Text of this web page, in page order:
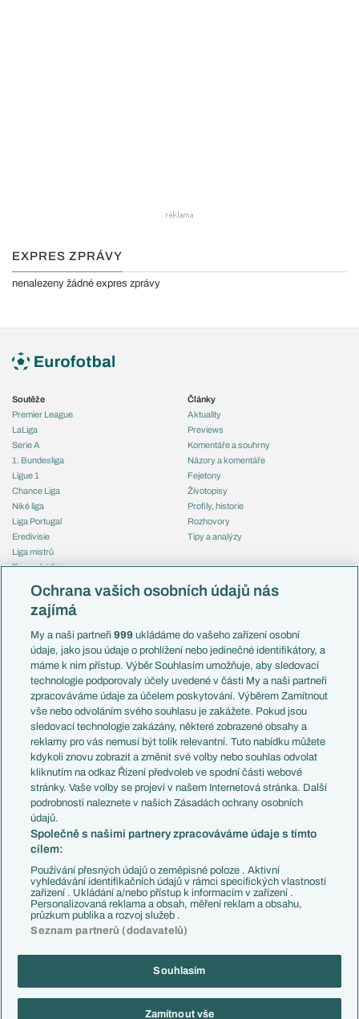
EXPRES ZPRÁVY
nenalezeny žádné expres zprávy
Soutěže
Premier League
LaLiga
Serie A
1. Bundesliga
Ligue 1
Chance Liga
Niké liga
Liga Portugal
Eredivisie
Liga mistrů
Evropská liga
Mistrovství světa
Liga národů
Témata
Představení týmů MS
EuroSkauting
PL v kostce
Evropské koeficienty
Přestupy
Přestupové spekulace
Zranění
Kluby
Arsenal FC
Chelsea FC
Manchester United
AC Milán
Juventus FC
Bayern Mnichov
FC Barcelona
Real Madrid
Články
Aktuality
Previews
Komentáře a souhrny
Názory a komentáře
Fejetony
Životopisy
Profily, historie
Rozhovory
Tipy a analýzy
Česko
Francie
Itálie
Německo
Španělsko
Argentina
Brazílie
Přestupy
Zápasy
Livescore
Tipovací soutěž
Copyright © 2001-2026 EuroFotbal.cz. Využíváme zpravodajství ČTK.
Informace o zpracování osobních údajů
Ochrana vašich osobních údajů nás
zajímá
My a naši partneři999 ukládáme do vašeho zařízení osobní
údaje, jako jsou údaje o prohlížení nebo jedinečné identifikátory, a
máme k nim přístup. Výběr Souhlasím umožňuje, aby sledovací
technologie podporovaly účely uvedené v části My a naši partneři
zpracováváme údaje za účelem poskytování. Výběrem Zamítnout
vše nebo odvoláním svého souhlasu je zakážete. Pokud jsou
sledovací technologie zakázány, některé zobrazené obsahy a
reklamy pro vás nemusí být tolik relevantní. Tuto nabídku můžete
kdykoli znovu zobrazit a změnit své volby nebo souhlas odvolat
kliknutím na odkaz Řízení předvoleb ve spodní části webové
stránky. Vaše volby se projeví v našem Internetová stránka. Další
podrobnosti naleznete v našich Zásadách ochrany osobních
údajů.
Společně s našimi partnery zpracováváme údaje s tímto
cílem:
Používání přesných údajů o zeměpisné poloze . Aktivní
vyhledávání identifikačních údajů v rámci specifických vlastností
zařízení . Ukládání a/nebo přístup k informacím v zařízení .
Personalizovaná reklama a obsah, měření reklam a obsahu,
průzkum publika a rozvoj služeb .
Seznam partnerů (dodavatelů)
Souhlasím
Zamítnout vše